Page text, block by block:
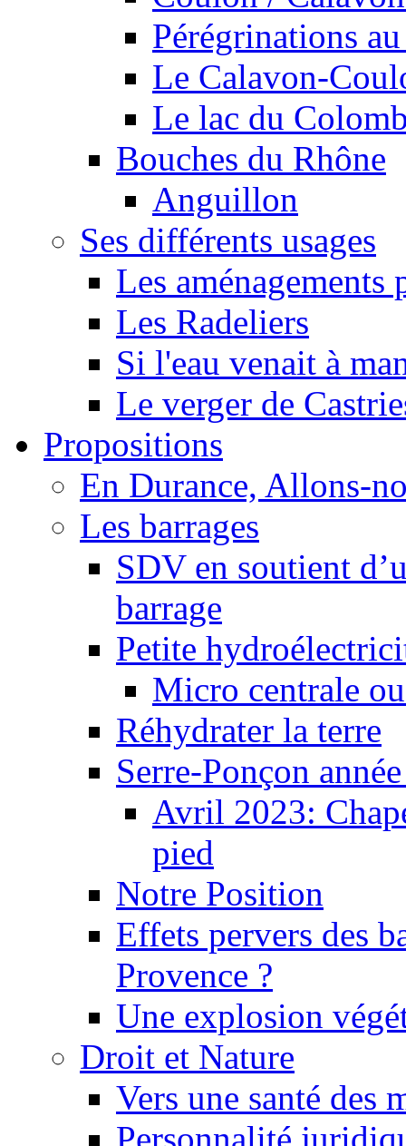
Pérégrinations
Le Calavon-
Le lac du
Bouches du Rhône
Anguillon
Ses différents usages
Les
Les Radeliers
Si l'eau venait à
Le verger de
Propositions
En Durance, Allons-
Les barrages
SDV en soutient
barrage
Petite
Micro centrale
Réhydrater la terre
Serre-Ponçon
Avril 2023:
pied
Notre Position
Effets pervers des
Provence ?
Une explosion
Droit et Nature
Vers une santé des